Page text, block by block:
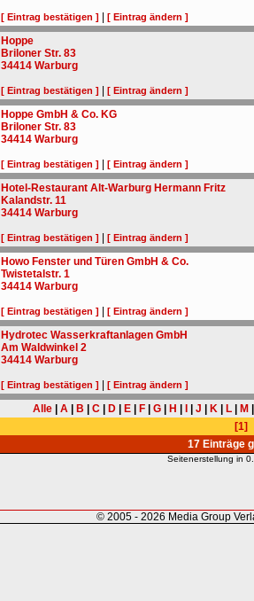
[ Eintrag bestätigen ] |[ Eintrag ändern ]
Hoppe
Briloner Str. 83
34414 Warburg
[ Eintrag bestätigen ] |[ Eintrag ändern ]
Hoppe GmbH & Co. KG
Briloner Str. 83
34414 Warburg
[ Eintrag bestätigen ] |[ Eintrag ändern ]
Hotel-Restaurant Alt-Warburg Hermann Fritz
Kalandstr. 11
34414 Warburg
[ Eintrag bestätigen ] |[ Eintrag ändern ]
Howo Fenster und Türen GmbH & Co.
Twistetalstr. 1
34414 Warburg
[ Eintrag bestätigen ] |[ Eintrag ändern ]
Hydrotec Wasserkraftanlagen GmbH
Am Waldwinkel 2
34414 Warburg
[ Eintrag bestätigen ] |[ Eintrag ändern ]
Alle A B C D E F G H J K L M
[1]
17 Einträge
Seitenerstellung in
© 2005 - 2026 Media Group